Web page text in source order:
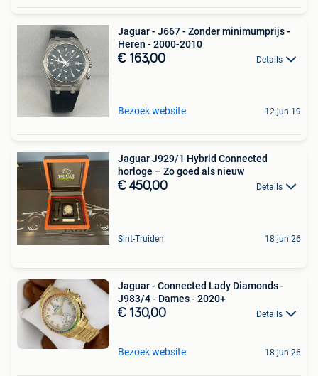
Jaguar - J667 - Zonder minimumprijs -
Heren - 2000-2010
€ 163,00 Details
Bezoek website 12 jun 19
Jaguar J929/1 Hybrid Connected
horloge – Zo goed als nieuw
€ 450,00 Details
Sint-Truiden 18 jun 26
Jaguar - Connected Lady Diamonds -
J983/4 - Dames - 2020+
€ 130,00 Details
Bezoek website 18 jun 26